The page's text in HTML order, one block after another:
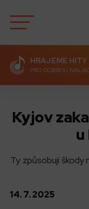
HRAJEME HITY
PRO DOBROU
Kyjov
Ty způsobují škody
14. 7. 2025